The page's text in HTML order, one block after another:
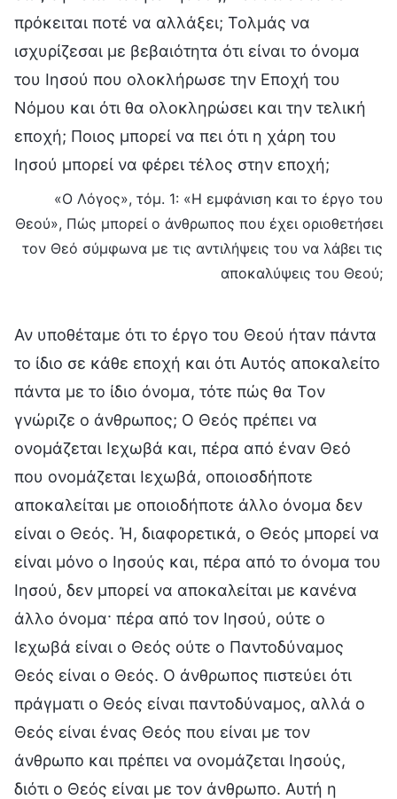
πρόκειται ποτέ να αλλάξει; Τολμάς να
ισχυρίζεσαι με βεβαιότητα ότι είναι το όνομα
του Ιησού που ολοκλήρωσε την Εποχή του
Νόμου και ότι θα ολοκληρώσει και την τελική
εποχή; Ποιος μπορεί να πει ότι η χάρη του
Ιησού μπορεί να φέρει τέλος στην εποχή;
«Ο Λόγος», τόμ. 1: «Η εμφάνιση και το έργο του
Θεού», Πώς μπορεί ο άνθρωπος που έχει οριοθετήσει
τον Θεό σύμφωνα με τις αντιλήψεις του να λάβει τις
αποκαλύψεις του Θεού;
Αν υποθέταμε ότι το έργο του Θεού ήταν πάντα
το ίδιο σε κάθε εποχή και ότι Αυτός αποκαλείτο
πάντα με το ίδιο όνομα, τότε πώς θα Τον
γνώριζε ο άνθρωπος; Ο Θεός πρέπει να
ονομάζεται Ιεχωβά και, πέρα από έναν Θεό
που ονομάζεται Ιεχωβά, οποιοσδήποτε
αποκαλείται με οποιοδήποτε άλλο όνομα δεν
είναι ο Θεός. Ή, διαφορετικά, ο Θεός μπορεί να
είναι μόνο ο Ιησούς και, πέρα από το όνομα του
Ιησού, δεν μπορεί να αποκαλείται με κανένα
άλλο όνομα· πέρα από τον Ιησού, ούτε ο
Ιεχωβά είναι ο Θεός ούτε ο Παντοδύναμος
Θεός είναι ο Θεός. Ο άνθρωπος πιστεύει ότι
πράγματι ο Θεός είναι παντοδύναμος, αλλά ο
Θεός είναι ένας Θεός που είναι με τον
άνθρωπο και πρέπει να ονομάζεται Ιησούς,
διότι ο Θεός είναι με τον άνθρωπο. Αυτή η